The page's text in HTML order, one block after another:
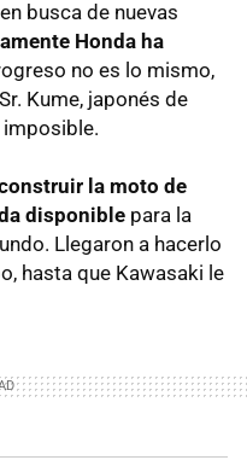
busca de nuevas
Honda ha
no es lo mismo,
Kume, japonés de
imposible.
la moto de
disponible para la
Llegaron a hacerlo
hasta que Kawasaki le